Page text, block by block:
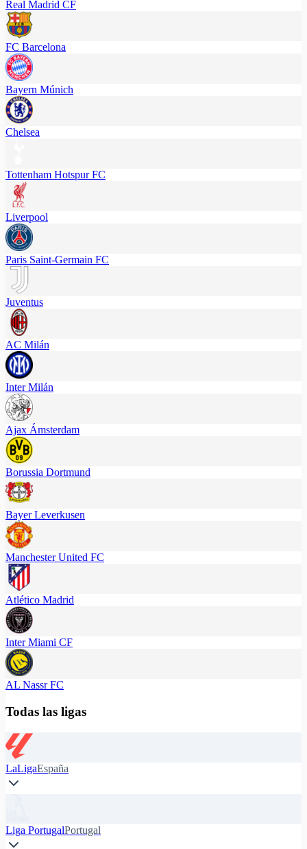
Real Madrid CF
FC Barcelona
Bayern Múnich
Chelsea
Tottenham Hotspur FC
Liverpool
Paris Saint-Germain FC
Juventus
AC Milán
Inter Milán
Ajax Ámsterdam
Borussia Dortmund
Bayer Leverkusen
Manchester United FC
Atlético Madrid
Inter Miami CF
AL Nassr FC
Todas las ligas
LaLigaEspaña
Liga PortugalPortugal